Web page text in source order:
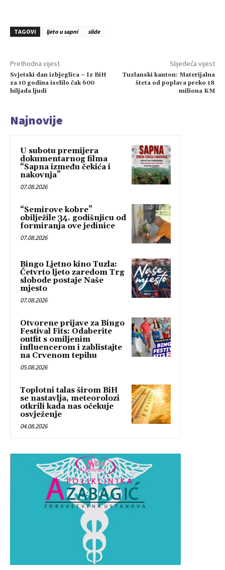
TAGOVI ljeto u sapni slide
Prethodna vijest
Svjetski dan izbjeglica – Iz BiH
za 10 godina iselilo čak 600
hiljada ljudi
Slijedeća vijest
Tuzlanski kanton: Materijalna
šteta od poplava preko 18
miliona KM
Najnovije
U subotu premijera
dokumentarnog filma
“Sapna između čekića i
nakovnja”
07.08.2026
“Semirove kobre”
obilježile 34. godišnjicu od
formiranja ove jedinice
07.08.2026
Bingo Ljetno kino Tuzla:
Četvrto ljeto zaredom Trg
slobode postaje Naše
mjesto
07.08.2026
Otvorene prijave za Bingo
Festival Fits: Odaberite
outfit s omiljenim
influencerom i zablistajte
na Crvenom tepihu
05.08.2026
Toplotni talas širom BiH
se nastavlja, meteorolozi
otkrili kada nas očekuje
osvježenje
04.08.2026